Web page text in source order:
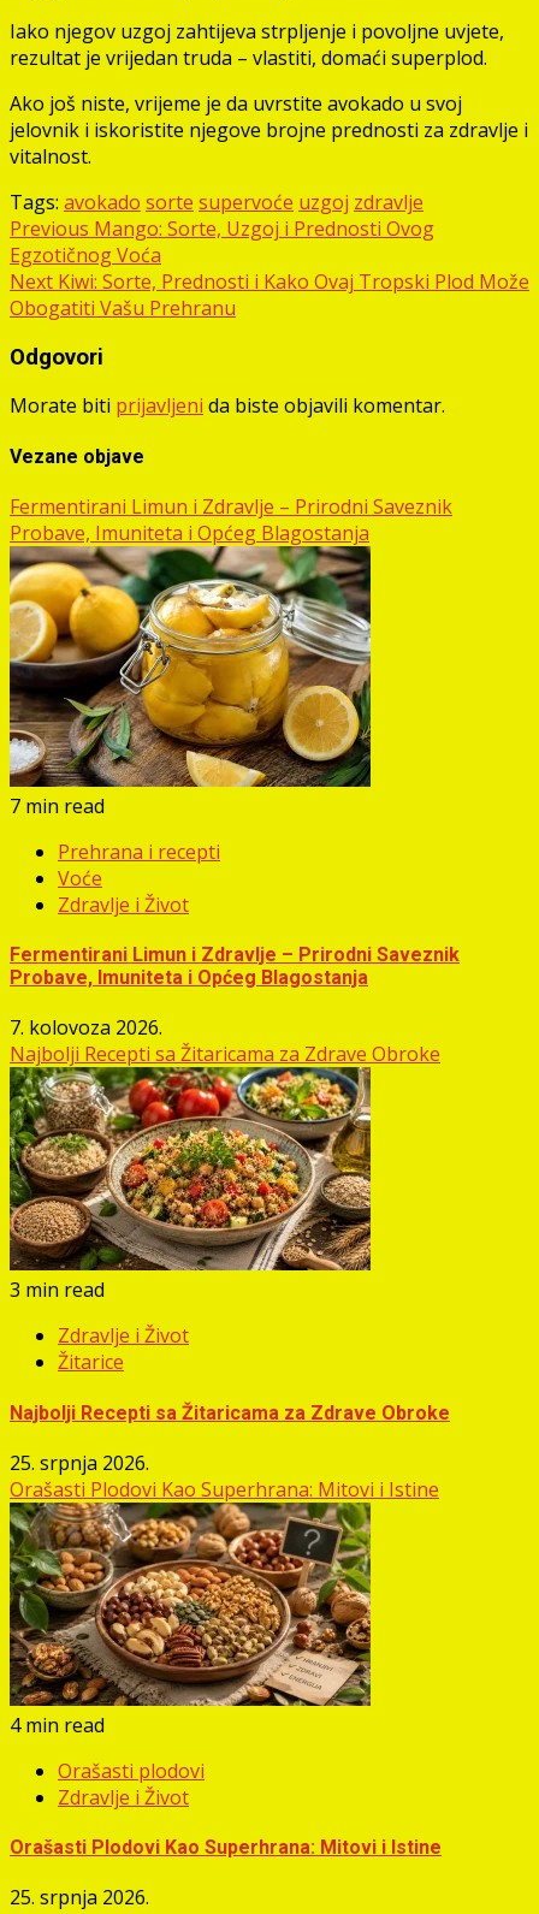
Iako njegov uzgoj zahtijeva strpljenje i povoljne uvjete,
rezultat je vrijedan truda – vlastiti, domaći superplod.
Ako još niste, vrijeme je da uvrstite avokado u svoj
jelovnik i iskoristite njegove brojne prednosti za zdravlje i
vitalnost.
Tags: avokado sorte supervoće uzgoj zdravlje
Post
navigation
Previous Mango: Sorte, Uzgoj i Prednosti Ovog
Egzotičnog Voća
Next Kiwi: Sorte, Prednosti i Kako Ovaj Tropski Plod Može
Obogatiti Vašu Prehranu
Odgovori
Morate biti prijavljeni da biste objavili komentar.
Vezane objave
Fermentirani Limun i Zdravlje – Prirodni Saveznik
Probave, Imuniteta i Općeg Blagostanja
7 min read
Prehrana i recepti
Voće
Zdravlje i Život
Fermentirani Limun i Zdravlje – Prirodni Saveznik
Probave, Imuniteta i Općeg Blagostanja
7. kolovoza 2026.
Najbolji Recepti sa Žitaricama za Zdrave Obroke
3 min read
Zdravlje i Život
Žitarice
Najbolji Recepti sa Žitaricama za Zdrave Obroke
25. srpnja 2026.
Orašasti Plodovi Kao Superhrana: Mitovi i Istine
4 min read
Orašasti plodovi
Zdravlje i Život
Orašasti Plodovi Kao Superhrana: Mitovi i Istine
25. srpnja 2026.